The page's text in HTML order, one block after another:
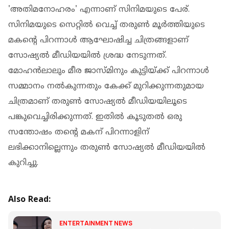
'അതിമനോഹരം' എന്നാണ് സിനിമയുടെ പേര്.
സിനിമയുടെ സെറ്റിൽ വെച്ച് തരുൺ മൂർത്തിയുടെ
മകന്റെ പിറന്നാൾ ആഘോഷിച്ച ചിത്രങ്ങളാണ്
സോഷ്യൽ മീഡിയയിൽ ശ്രദ്ധ നേടുന്നത്.
മോഹൻലാലും മീര ജാസ്മിനും കുട്ടിയ്ക്ക് പിറന്നാൾ
സമ്മാനം നൽകുന്നതും കേക്ക് മുറിക്കുന്നതുമായ
ചിത്രമാണ് തരുൺ സോഷ്യൽ മീഡിയയിലൂടെ
പങ്കുവെച്ചിരിക്കുന്നത്. ഇതിൽ കൂടുതൽ ഒരു
സന്തോഷം തന്റെ മകന് പിറന്നാളിന്
ലഭിക്കാനില്ലെന്നും തരുൺ സോഷ്യൽ മീഡിയയിൽ
കുറിച്ചു.
Also Read:
ENTERTAINMENT NEWS